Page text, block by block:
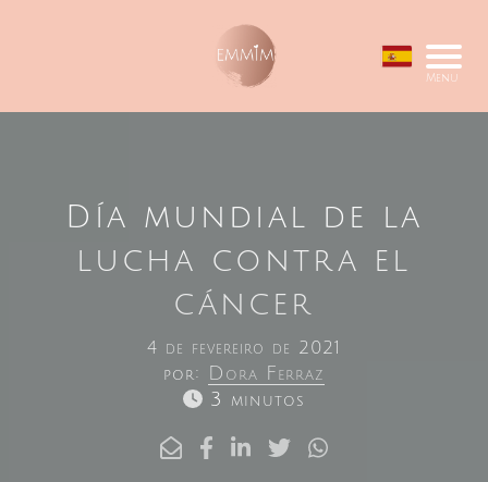
Menu
Día mundial de la
lucha contra el
cáncer
4 de fevereiro de 2021
por:
Dora Ferraz
3 minutos